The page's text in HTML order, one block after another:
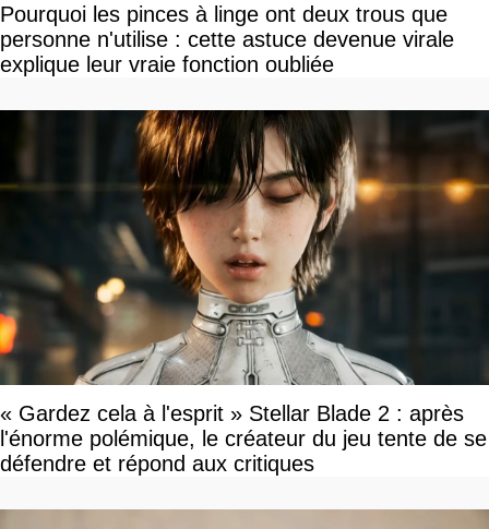
Pourquoi les pinces à linge ont deux trous que
personne n'utilise : cette astuce devenue virale
explique leur vraie fonction oubliée
« Gardez cela à l'esprit » Stellar Blade 2 : après
l'énorme polémique, le créateur du jeu tente de se
défendre et répond aux critiques